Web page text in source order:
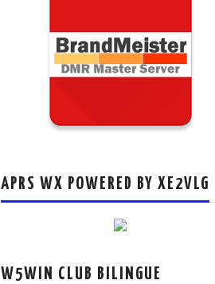
APRS WX POWERED BY XE2VLG
W5WIN CLUB BILINGUE